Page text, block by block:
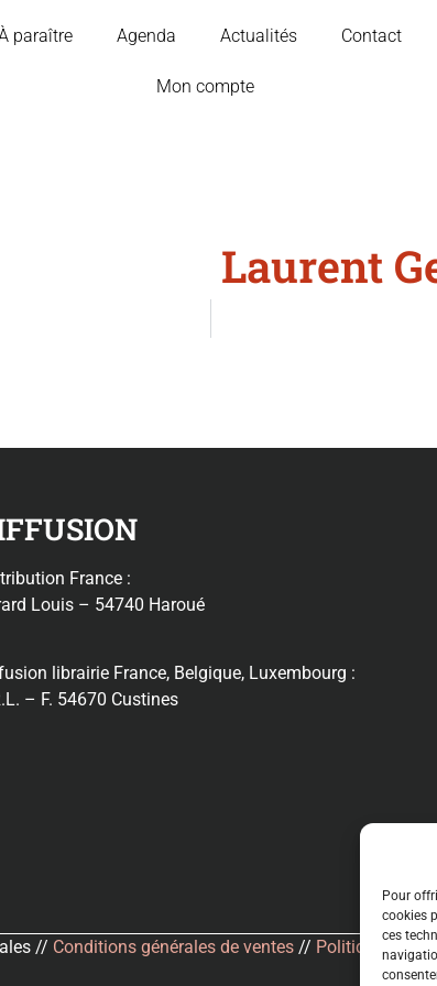
Pour
cookies
ces
paraître Agenda Actualités Contact
Mon compte
Laurent
France :
Louis – 54740 Haroué
librairie France, Belgique, Luxembourg :
– F. 54670 Custines
// Conditions générales de ventes // Politique de